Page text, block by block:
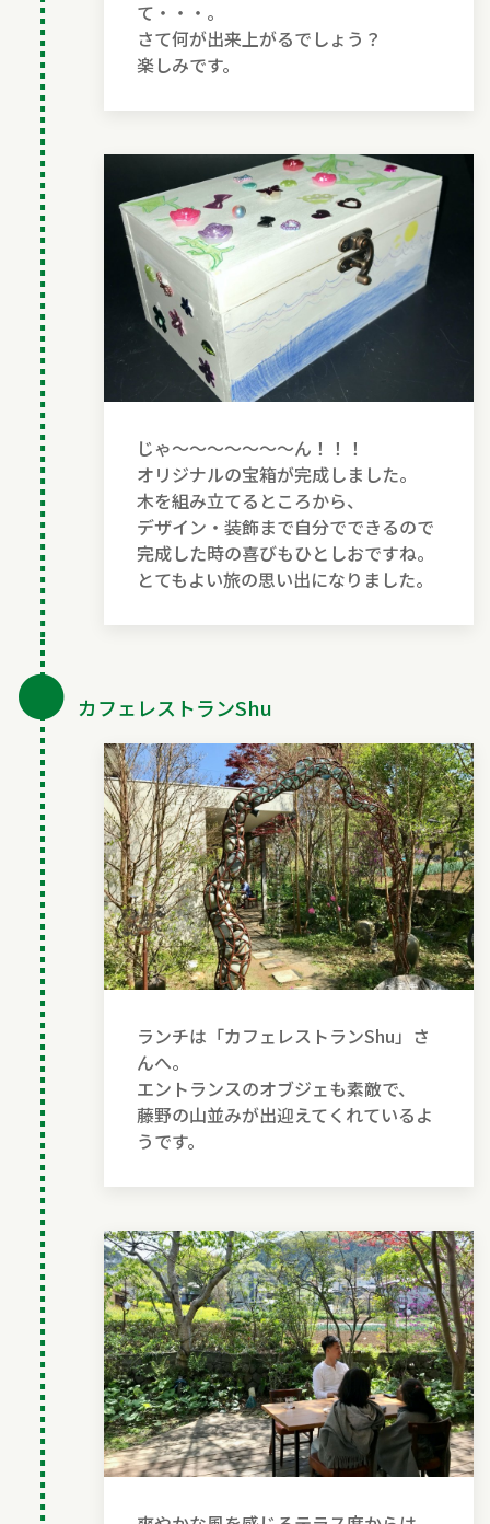
て・・・。
さて何が出来上がるでしょう？
楽しみです。
じゃ〜〜〜〜〜〜〜ん！！！
オリジナルの宝箱が完成しました。
木を組み立てるところから、
デザイン・装飾まで自分でできるので
完成した時の喜びもひとしおですね。
とてもよい旅の思い出になりました。
● カフェレストランShu
ランチは「カフェレストランShu」さ
んへ。
エントランスのオブジェも素敵で、
藤野の山並みが出迎えてくれているよ
うです。